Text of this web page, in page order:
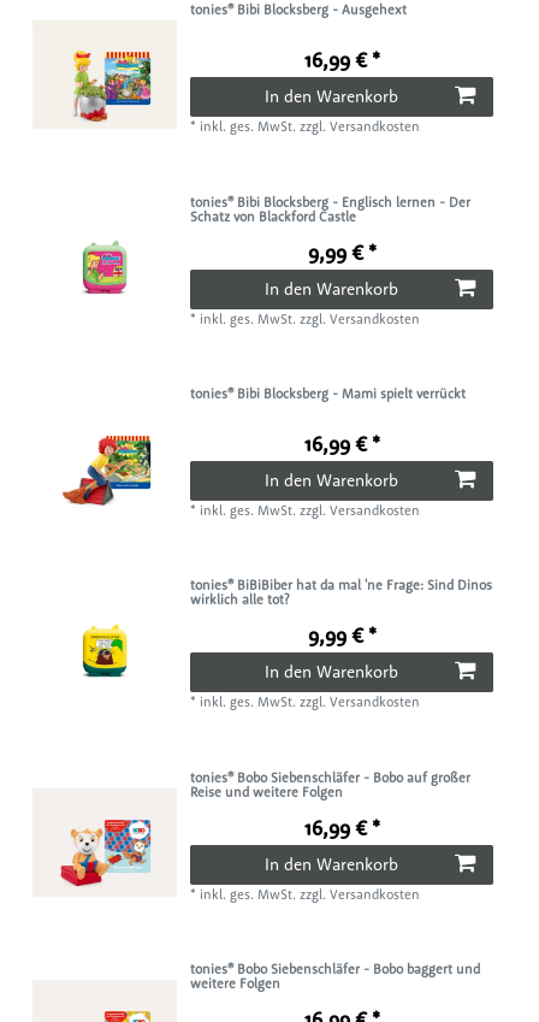
tonies® Bibi Blocksberg - Ausgehext
16,99 € *
In den Warenkorb
* inkl. ges. MwSt. zzgl.Versandkosten
tonies® Bibi Blocksberg - Englisch lernen - Der
Schatz von Blackford Castle
9,99 € *
In den Warenkorb
* inkl. ges. MwSt. zzgl.Versandkosten
tonies® Bibi Blocksberg - Mami spielt verrückt
16,99 € *
In den Warenkorb
* inkl. ges. MwSt. zzgl.Versandkosten
tonies® BiBiBiber hat da mal 'ne Frage: Sind Dinos
wirklich alle tot?
9,99 € *
In den Warenkorb
* inkl. ges. MwSt. zzgl.Versandkosten
tonies® Bobo Siebenschläfer - Bobo auf großer
Reise und weitere Folgen
16,99 € *
In den Warenkorb
* inkl. ges. MwSt. zzgl.Versandkosten
tonies® Bobo Siebenschläfer - Bobo baggert und
weitere Folgen